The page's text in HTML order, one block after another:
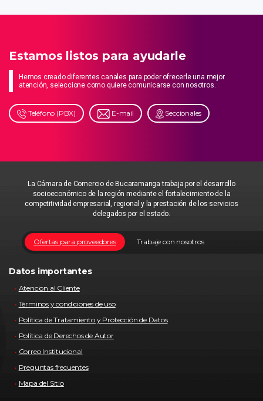
Estamos listos para ayudarle
Hemos creado diferentes canales para poder ofrecerle una mejor
atención, seleccione como quiere comunicarse con nosotros.
Teléfono (PBX) E-mail Seccionales
La Cámara de Comercio de Bucaramanga trabaja por el desarrollo
socioeconómico de la región mediante el fortalecimiento de la
competitividad empresarial, regional y la prestación de los servicios
delegados por el estado.
Trabaje con nosotros
Ofertas para proveedores
Datos importantes
Atencion al Cliente
Términos y condiciones de uso
Política de Tratamiento y Protección de Datos
Política de Derechos de Autor
Correo Institucional
Preguntas frecuentes
Mapa del Sitio